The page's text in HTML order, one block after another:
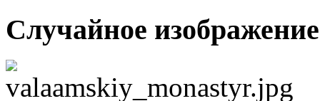
Случайное изображение